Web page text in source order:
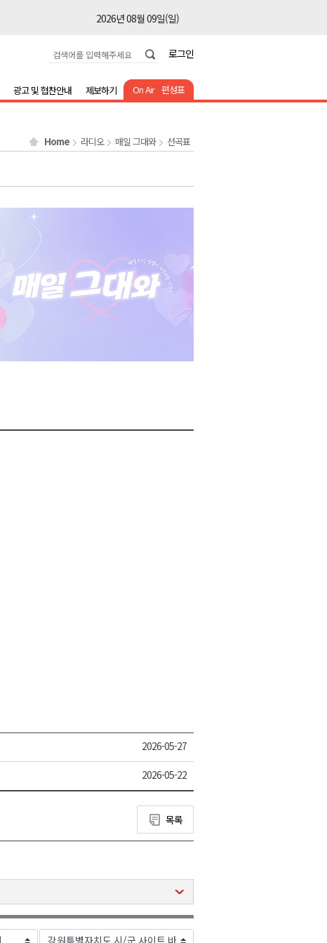
2026년 08월 09일(일)
2026년 08월 09일(일)
2026년 08월 09일(일)
2026년 08월 09일(일)
2026년 08월 09일(일)
2026년 08월 09일(일)
2026년 08월 09일(일)
로그인
On Air 편성표
광고 및 협찬안내 제보하기
Home 라디오 매일 그대와 선곡표
2026-05-27
2026-05-22
목록